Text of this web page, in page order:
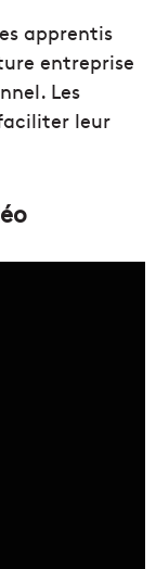
apprentis
entreprise
Les
leur